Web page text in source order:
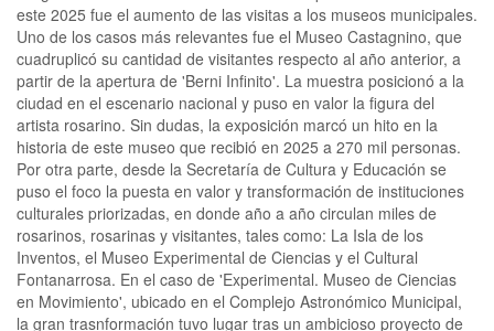
este 2025 fue el aumento de las visitas a los museos municipales.
Uno de los casos más relevantes fue el Museo Castagnino, que
cuadruplicó su cantidad de visitantes respecto al año anterior, a
partir de la apertura de 'Berni Infinito'. La muestra posicionó a la
ciudad en el escenario nacional y puso en valor la figura del
artista rosarino. Sin dudas, la exposición marcó un hito en la
historia de este museo que recibió en 2025 a 270 mil personas.
Por otra parte, desde la Secretaría de Cultura y Educación se
puso el foco la puesta en valor y transformación de instituciones
culturales priorizadas, en donde año a año circulan miles de
rosarinos, rosarinas y visitantes, tales como: La Isla de los
Inventos, el Museo Experimental de Ciencias y el Cultural
Fontanarrosa. En el caso de 'Experimental. Museo de Ciencias
en Movimiento', ubicado en el Complejo Astronómico Municipal,
la gran trasnformación tuvo lugar tras un ambicioso proyecto de